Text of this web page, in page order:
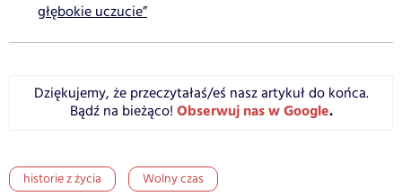
głębokie uczucie”
Dziękujemy, że przeczytałaś/eś nasz artykuł do końca.
Bądź na bieżąco! Obserwuj nas w Google.
historie z życia Wolny czas